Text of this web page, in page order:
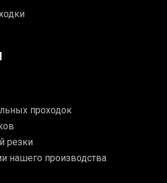
проходок
резки
нашего производства